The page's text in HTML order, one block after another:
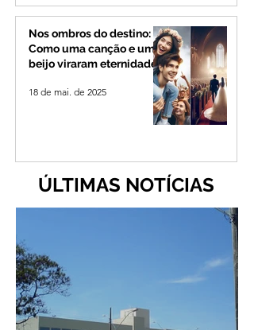
Nos ombros do destino:
Como uma canção e um
beijo viraram eternidade
18 de mai. de 2025
ÚLTIMAS NOTÍCIAS